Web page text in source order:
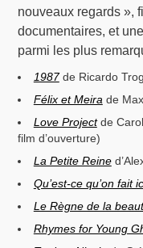
nouveaux regards »,
documentaires, et
parmi les plus
1987de Ricardo
Félix et Meira de
Love Projectde
film d’ouverture)
La Petite Reine
Qu’est-ce qu’on fait
Le Règne de la
Rhymes for Young